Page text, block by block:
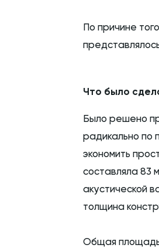
По причине
Что было
Было решено
радикально по
экономить
составляла 83
акустической
толщина
Общая